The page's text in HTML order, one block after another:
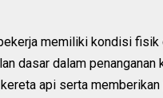
memiliki kondisi fisik
dasar dalam penanganan
api serta